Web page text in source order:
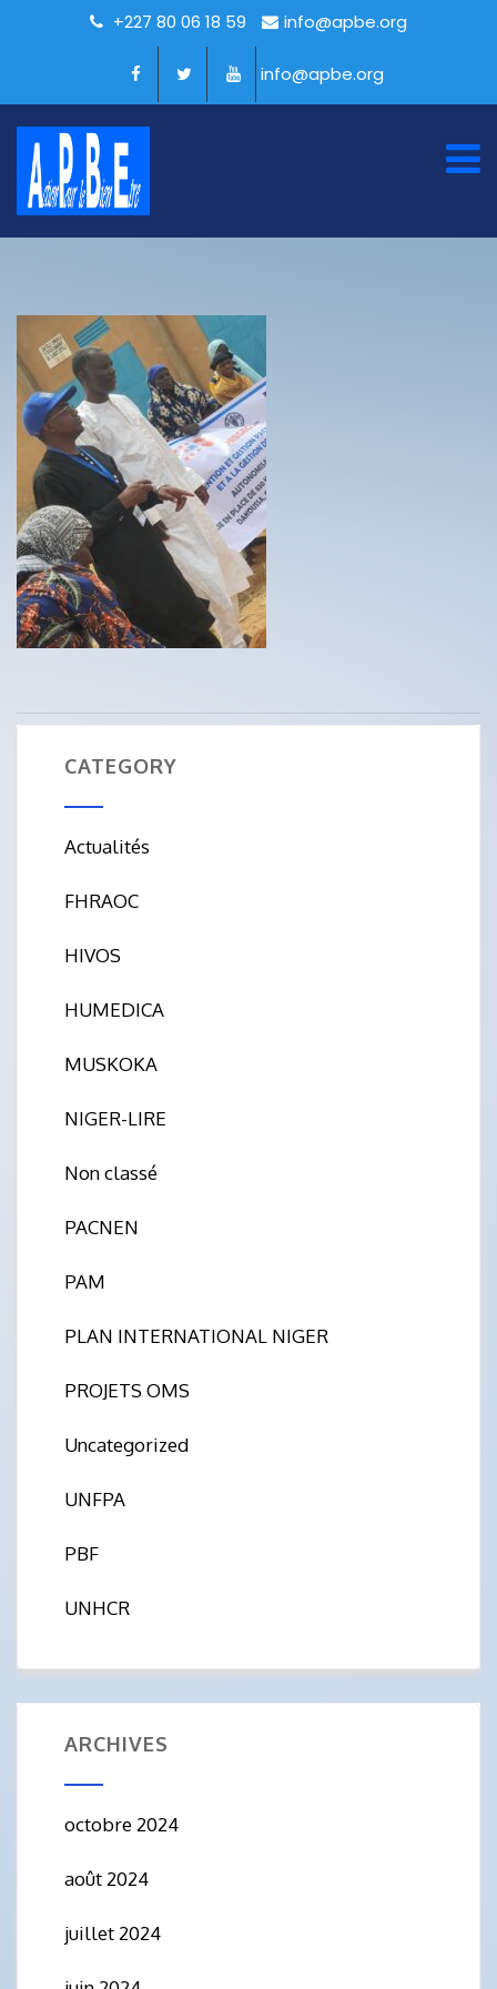
+227 80 06 18 59 info@apbe.org
info@apbe.org
CATEGORY
Actualités
FHRAOC
HIVOS
HUMEDICA
MUSKOKA
NIGER-LIRE
Non classé
PACNEN
PAM
PLAN INTERNATIONAL NIGER
PROJETS OMS
Uncategorized
UNFPA
PBF
UNHCR
ARCHIVES
octobre 2024
août 2024
juillet 2024